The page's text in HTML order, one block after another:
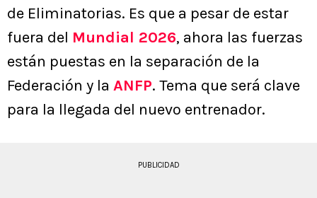
de Eliminatorias. Es que a pesar de estar
fuera del Mundial 2026, ahora las fuerzas
están puestas en la separación de la
Federación y la ANFP. Tema que será clave
para la llegada del nuevo entrenador.
PUBLICIDAD